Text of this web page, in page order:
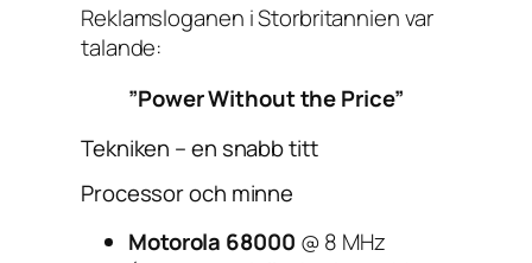
Reklamsloganen i Storbritannien var
talande:
”Power Without the Price”
Tekniken – en snabb titt
Processor och minne
Motorola 68000 @ 8 MHz